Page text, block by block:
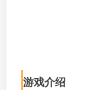
游戏介绍